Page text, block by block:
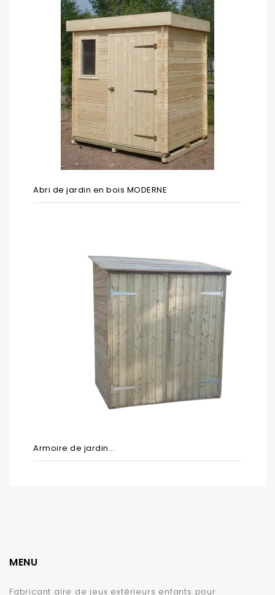
Abri de jardin en bois MODERNE
Armoire de jardin...
MENU
Fabricant aire de jeux extérieurs enfants pour